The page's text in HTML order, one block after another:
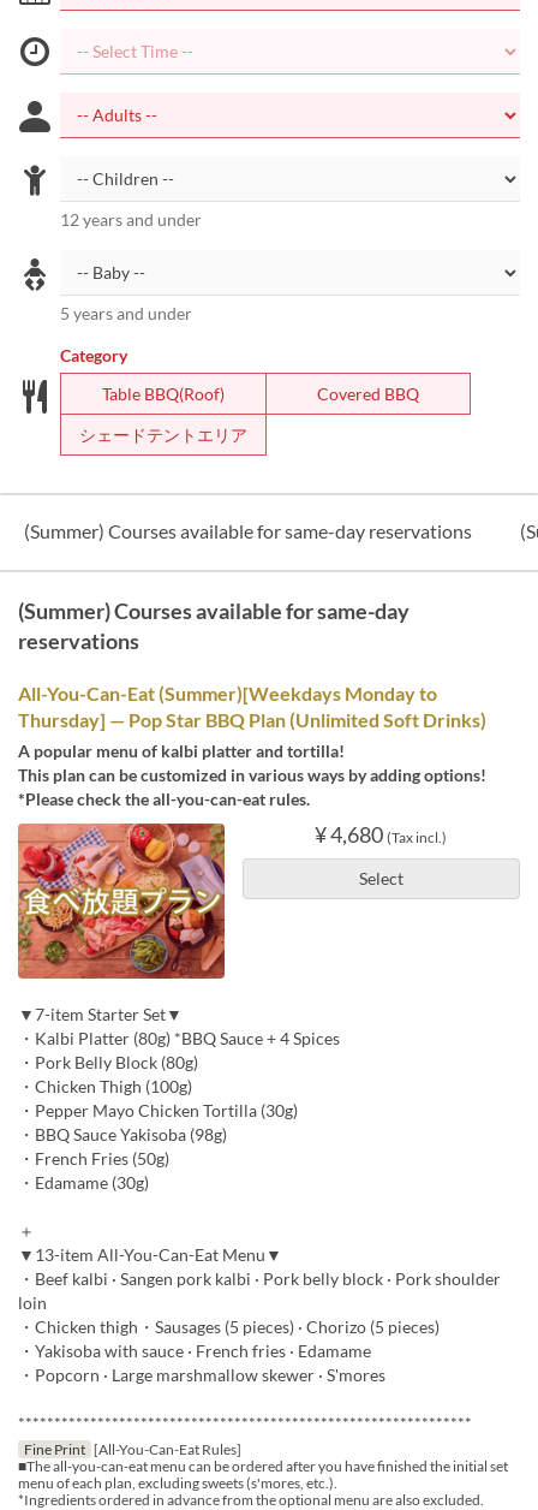
12 years and under
5 years and under
Category
Table BBQ(Roof)
Covered BBQ
シェードテントエリア
(Summer) Courses available for same-day reservations
(Summer) Courses available for same-day
reservations
All-You-Can-Eat (Summer)[Weekdays Monday to
Thursday] — Pop Star BBQ Plan (Unlimited Soft Drinks)
A popular menu of kalbi platter and tortilla!
This plan can be customized in various ways by adding options!
*Please check the all-you-can-eat rules.
¥ 4,680 (Tax incl.)
Select
▼7-item Starter Set▼
・Kalbi Platter (80g) *BBQ Sauce + 4 Spices
・Pork Belly Block (80g)
・Chicken Thigh (100g)
・Pepper Mayo Chicken Tortilla (30g)
・BBQ Sauce Yakisoba (98g)
・French Fries (50g)
・Edamame (30g)
＋
▼13-item All-You-Can-Eat Menu▼
・Beef kalbi · Sangen pork kalbi · Pork belly block · Pork shoulder
loin
・Chicken thigh・Sausages (5 pieces) · Chorizo (5 pieces)
・Yakisoba with sauce · French fries · Edamame
・Popcorn · Large marshmallow skewer · S'mores
***************************************************************
Fine Print [All-You-Can-Eat Rules]
■The all-you-can-eat menu can be ordered after you have finished the initial set
menu of each plan, excluding sweets (s'mores, etc.).
*Ingredients ordered in advance from the optional menu are also excluded.